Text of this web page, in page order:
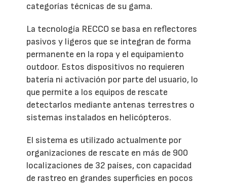
categorías técnicas de su gama.
La tecnología RECCO se basa en reflectores
pasivos y ligeros que se integran de forma
permanente en la ropa y el equipamiento
outdoor. Estos dispositivos no requieren
batería ni activación por parte del usuario, lo
que permite a los equipos de rescate
detectarlos mediante antenas terrestres o
sistemas instalados en helicópteros.
El sistema es utilizado actualmente por
organizaciones de rescate en más de 900
localizaciones de 32 países, con capacidad
de rastreo en grandes superficies en pocos